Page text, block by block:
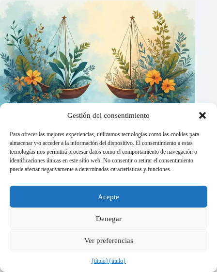
Gestión del consentimiento
Para ofrecer las mejores experiencias, utilizamos tecnologías como las cookies para
almacenar y/o acceder a la información del dispositivo. El consentimiento a estas
tecnologías nos permitirá procesar datos como el comportamiento de navegación o
identificaciones únicas en este sitio web. No consentir o retirar el consentimiento
puede afectar negativamente a determinadas características y funciones.
Acepte
Denegar
Ver preferencias
{título}{título}
Soft skills essenciais para engenheiros: comunicação e
negociação
Condiciones generales
Copyright © 2026 - Tema para WordPress de